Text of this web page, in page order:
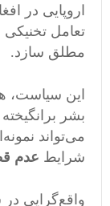
اروپایی در
تعامل تخنیکی
مطلق سازد.
این سیاست،
بشر
می‌تواند
شرایط عدم
واقع‌گرایی